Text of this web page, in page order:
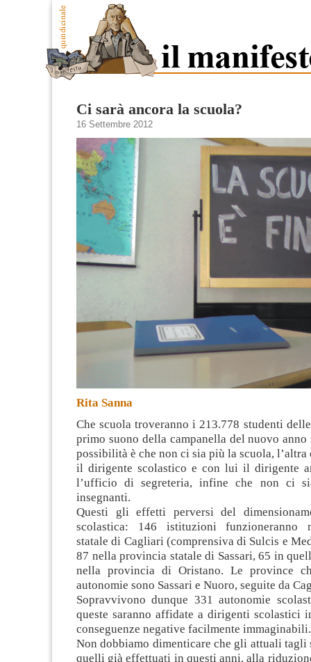
Ci sarà ancora la scuola?
16 Settembre 2012
Rita Sanna
Che scuola troveranno i 213.778 studenti
primo suono della campanella del nuovo anno
possibilità è che non ci sia più la scuola, l’altra
il dirigente scolastico e con lui il dirigente
l’ufficio di segreteria, infine che non ci
insegnanti.
Questi gli effetti perversi del
scolastica: 146 istituzioni funzioneranno
statale di Cagliari (comprensiva di Sulcis e
87 nella provincia statale di Sassari, 65 in
nella provincia di Oristano. Le province
autonomie sono Sassari e Nuoro, seguite da
Sopravvivono dunque 331 autonomie
queste saranno affidate a dirigenti scolastici
conseguenze negative facilmente immaginabili.
Non dobbiamo dimenticare che gli attuali tagli
quelli già effettuati in questi anni, alla